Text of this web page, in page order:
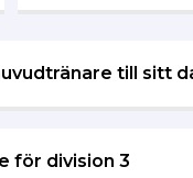
till sitt
för division 3